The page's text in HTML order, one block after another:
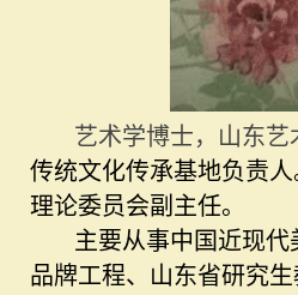
艺术学博士，山东艺
传统文化传承基地负责
理论委员会副主任。
主要从事中国近现
品牌工程、山东省研究